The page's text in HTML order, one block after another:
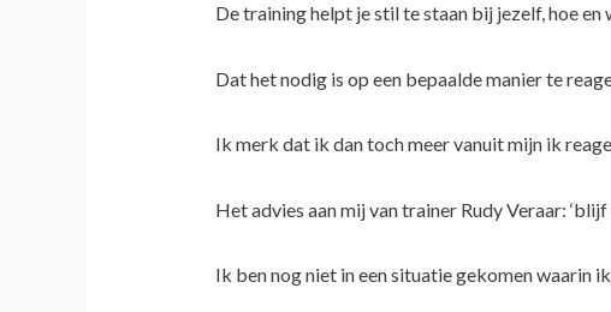
De training helpt je stil te staan bij jezelf, hoe
Dat het nodig is op een bepaalde manier te
Ik merk dat ik dan toch meer vanuit mijn ik
Het advies aan mij van trainer Rudy Veraar:
Ik ben nog niet in een situatie gekomen waarin